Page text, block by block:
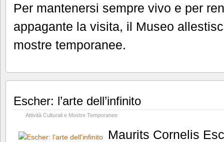
Per mantenersi sempre vivo e per
appagante la visita, il Museo
mostre temporanee.
Escher: l’arte dell’infinito
Attività Culturali e Mostre Temporanee
Maurits Cornelis